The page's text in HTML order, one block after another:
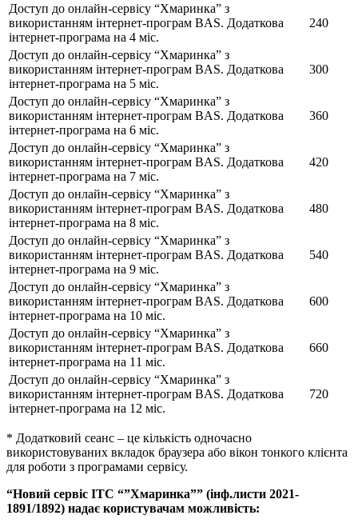
Доступ до онлайн-сервісу “Хмаринка” з
використанням інтернет-програм BAS. Додаткова
інтернет-програма на 4 міс.
240
Доступ до онлайн-сервісу “Хмаринка” з
використанням інтернет-програм BAS. Додаткова
інтернет-програма на 5 міс.
300
Доступ до онлайн-сервісу “Хмаринка” з
використанням інтернет-програм BAS. Додаткова
інтернет-програма на 6 міс.
360
Доступ до онлайн-сервісу “Хмаринка” з
використанням інтернет-програм BAS. Додаткова
інтернет-програма на 7 міс.
420
Доступ до онлайн-сервісу “Хмаринка” з
використанням інтернет-програм BAS. Додаткова
інтернет-програма на 8 міс.
480
Доступ до онлайн-сервісу “Хмаринка” з
використанням інтернет-програм BAS. Додаткова
інтернет-програма на 9 міс.
540
Доступ до онлайн-сервісу “Хмаринка” з
використанням інтернет-програм BAS. Додаткова
інтернет-програма на 10 міс.
600
Доступ до онлайн-сервісу “Хмаринка” з
використанням інтернет-програм BAS. Додаткова
інтернет-програма на 11 міс.
660
Доступ до онлайн-сервісу “Хмаринка” з
використанням інтернет-програм BAS. Додаткова
інтернет-програма на 12 міс.
720
* Додатковий сеанс – це кількість одночасно
використовуваних вкладок браузера або вікон тонкого клієнта
для роботи з програмами сервісу.
“Новий сервіс ІТС “”Хмаринка”” (інф.листи 2021-
1891/1892) надає користувачам можливість: